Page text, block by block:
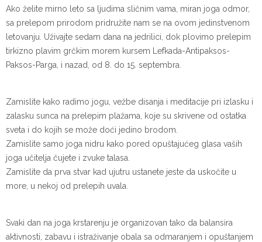
Ako želite mirno leto sa ljudima sličnim vama, miran joga odmor,
sa prelepom prirodom pridružite nam se na ovom jedinstvenom
letovanju. Uživajte sedam dana na jedrilici, dok plovimo prelepim
tirkizno plavim grčkim morem kursem Lefkada-Antipaksos-
Paksos-Parga, i nazad, od 8. do 15. septembra.
Zamislite kako radimo jogu, vežbe disanja i meditacije pri izlasku i
zalasku sunca na prelepim plažama, koje su skrivene od ostatka
sveta i do kojih se može doći jedino brodom.
Zamislite samo joga nidru kako pored opuštajućeg glasa vaših
joga učitelja čujete i zvuke talasa.
Zamislite da prva stvar kad ujutru ustanete jeste da uskočite u
more, u nekoj od prelepih uvala.
​Svaki dan na joga krstarenju je organizovan tako da balansira
aktivnosti, zabavu i istraživanje obala sa odmaranjem i opuštanjem